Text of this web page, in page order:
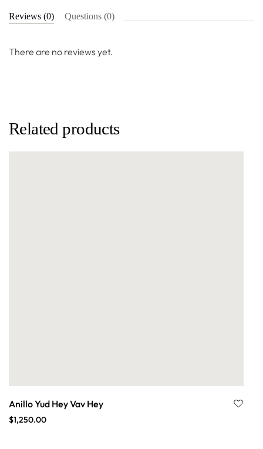
Reviews (0) Questions (0)
There are no reviews yet.
Related products
Anillo Yud Hey Vav Hey
$1,250.00